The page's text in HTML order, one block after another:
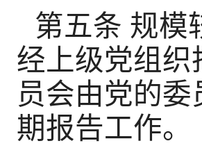
第五条 规模
经上级党组
员会由党的
期报告工作。